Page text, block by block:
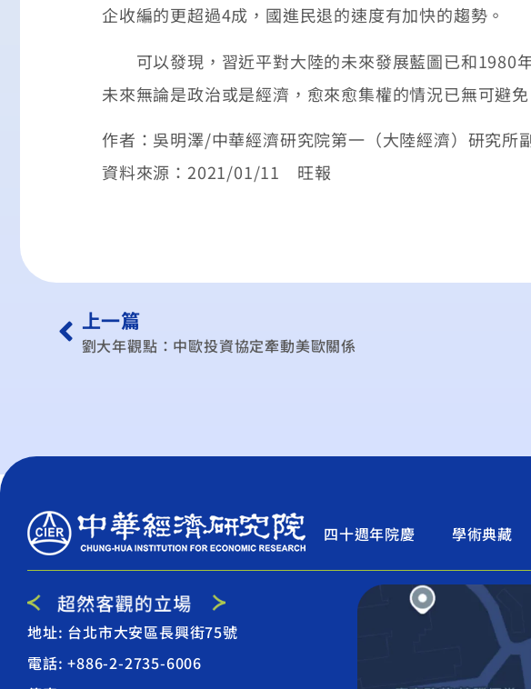
企收編的更超過4成，國進民退的速度有加快的趨勢。
可以發現，習近平對大陸的未來發展藍圖已和1980
未來無論是政治或是經濟，愈來愈集權的情況已無可避
作者：吳明澤/中華經濟研究院第一（大陸經濟）研究所
資料來源：2021/01/11 旺報
上一篇
劉大年觀點：中歐投資協定牽動美歐關係
四十週年院慶 學術典藏
地址: 台北市大安區長興街75號
電話: +886-2-2735-6006